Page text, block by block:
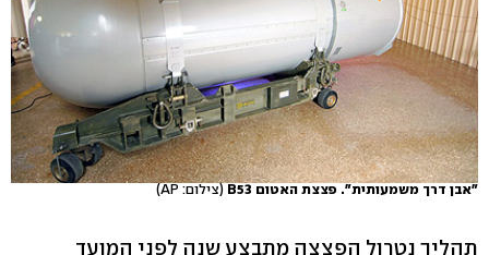
"אבן דרך משמעותית". פצצת האטום B53 (צילום: AP)
תהליך נטרול הפצצה מתבצע שנה לפני המועד